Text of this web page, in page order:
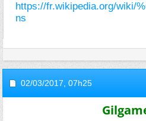
https://fr.wikipedia.org/wiki/
ns
02/03/2017, 07h25